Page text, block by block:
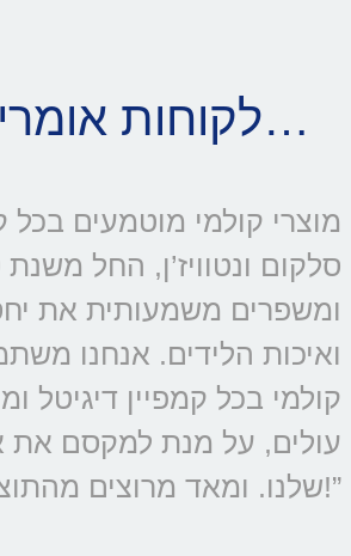
לקוחות אומרים עלינו…
ומשפרים משמעותית את
ואיכות הלידים. אנחנו
קולמי בכל קמפיין דיגיטל
עולים, על מנת למקסם את
שלנו. ומאד מרוצים מהתוצאות ומהשרות!”